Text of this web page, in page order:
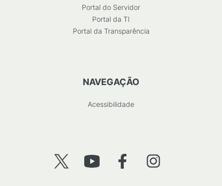
Portal do Servidor
Portal da TI
Portal da Transparência
NAVEGAÇÃO
Acessibilidade